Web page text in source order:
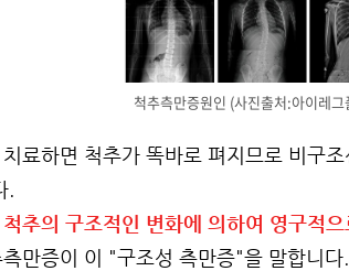
척추측만증원인 (사진출처:아이레그
료하면 척추가 똑바로 펴지므로 비구
.
추의 구조적인 변화에 의하여 영구적으
만증이 이 "구조성 측만증"을 말합니다.